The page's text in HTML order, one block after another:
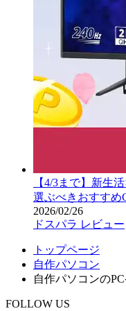
【4/3まで】新生
選ぶべきおすす
2026/02/26
ドスパラ レビュー
トップページ
自作パソコン
自作パソコンの
FOLLOW US